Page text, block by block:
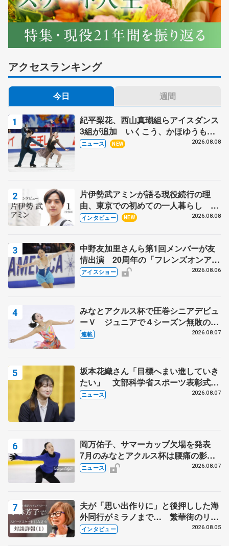
アクセスランキング
今日 週間
紀平梨花、西山真瑚組らアイスダンス
3組が追加 いくこう、かほゆうも、
木下グループ杯
ニュース NEW 2026.08.08
片伊勢武アミンが語る現役続行の理
由、東京での初めての一人暮らし 注
目スケーターの「今」に迫る
インタビュー NEW 2026.08.08
中野友加里さんら第1回メンバーが友
情出演 20周年の「フレンズオンアイ
ス」 宮本賢二さん、有川梨絵さん、
アイスショー 2026.08.06
みなとアクルス杯で圧巻シニアデビュ
ーＶ ジュニアで４シーズン無敗の島
田麻央
連載 2026.08.07
坂本花織さん「目標へまい進していき
たい」 文部科学省スポーツ表彰式で
代表謝辞
ニュース 2026.08.07
岡万佑子、サマーカップ欠場を発表
7月のみなとアクルス杯は腰痛の影響
で
ニュース 2026.08.07
夫が「思い出作りに」と後押しした海
外同行がミラノまで… 繁華街のリン
クでは不良のお兄さんも味方に 小林
インタビュー 2026.08.05